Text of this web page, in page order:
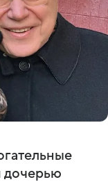
дочерью